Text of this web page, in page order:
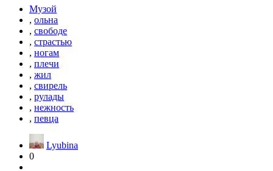
Музой
, ольна
, свободе
, страстью
, ногам
, плечи
, жил
, свирель
, рулады
, нежность
, певца
Lyubina
0